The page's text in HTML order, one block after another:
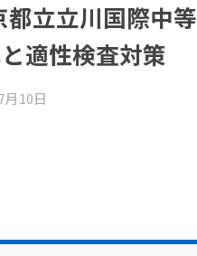
都立立川国際中
適性検査対策
月10日